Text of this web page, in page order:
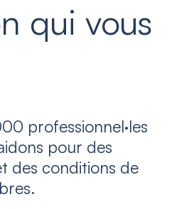
qui vous
professionnel·les
pour des
des conditions de